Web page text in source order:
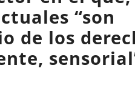
“son
de los